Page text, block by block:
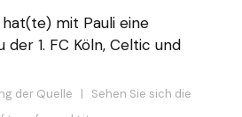
mit Pauli eine
der 1. FC Köln, Celtic und
der Quelle | Sehen Sie sich die